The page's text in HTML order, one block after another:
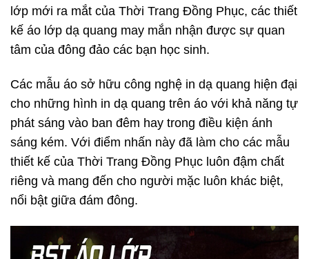
lớp mới ra mắt của Thời Trang Đồng Phục, các thiết
kế áo lớp dạ quang may mắn nhận được sự quan
tâm của đông đảo các bạn học sinh.
Các mẫu áo sở hữu công nghệ in dạ quang hiện đại
cho những hình in dạ quang trên áo với khả năng tự
phát sáng vào ban đêm hay trong điều kiện ánh
sáng kém. Với điểm nhấn này đã làm cho các mẫu
thiết kế của Thời Trang Đồng Phục luôn đậm chất
riêng và mang đến cho người mặc luôn khác biệt,
nổi bật giữa đám đông.